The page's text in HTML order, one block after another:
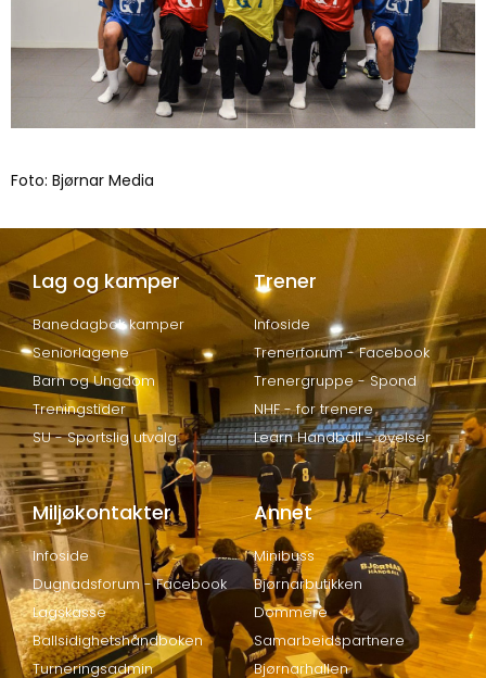
Foto: Bjørnar Media
Lag og kamper
Banedagbok kamper
Seniorlagene
Barn og Ungdom
Treningstider
SU - Sportslig utvalg
Trener
Infoside
Trenerforum - Facebook
Trenergruppe - Spond
NHF - for trenere
Learn Handball - øvelser
Miljøkontakter
Infoside
Dugnadsforum - Facebook
Lagskasse
Ballsidighetshåndboken
Turneringsadmin
Annet
Minibuss
Bjørnarbutikken
Dommere
Samarbeidspartnere
Bjørnarhallen